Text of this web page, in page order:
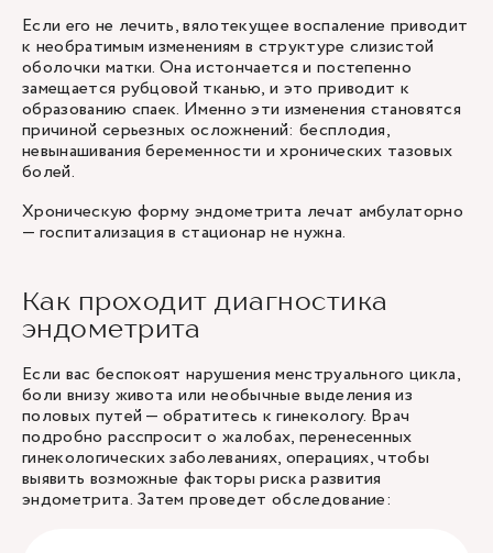
Если его не лечить, вялотекущее воспаление приводит
к необратимым изменениям в структуре слизистой
оболочки матки. Она истончается и постепенно
замещается рубцовой тканью, и это приводит к
образованию спаек. Именно эти изменения становятся
причиной серьезных осложнений: бесплодия,
невынашивания беременности и хронических тазовых
болей.
Хроническую форму эндометрита лечат амбулаторно
— госпитализация в стационар не нужна.
Как проходит диагностика
эндометрита
Если вас беспокоят нарушения менструального цикла,
боли внизу живота или необычные выделения из
половых путей — обратитесь к гинекологу. Врач
подробно расспросит о жалобах, перенесенных
гинекологических заболеваниях, операциях, чтобы
выявить возможные факторы риска развития
эндометрита. Затем проведет обследование: